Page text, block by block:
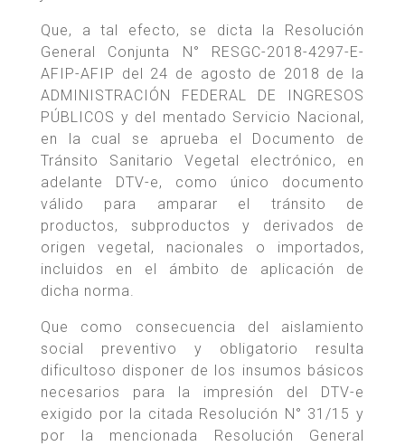
Que, a tal efecto, se dicta la Resolución
General Conjunta N° RESGC-2018-4297-E-
AFIP-AFIP del 24 de agosto de 2018 de la
ADMINISTRACIÓN FEDERAL DE INGRESOS
PÚBLICOS y del mentado Servicio Nacional,
en la cual se aprueba el Documento de
Tránsito Sanitario Vegetal electrónico, en
adelante DTV-e, como único documento
válido para amparar el tránsito de
productos, subproductos y derivados de
origen vegetal, nacionales o importados,
incluidos en el ámbito de aplicación de
dicha norma.
Que como consecuencia del aislamiento
social preventivo y obligatorio resulta
dificultoso disponer de los insumos básicos
necesarios para la impresión del DTV-e
exigido por la citada Resolución N° 31/15 y
por la mencionada Resolución General